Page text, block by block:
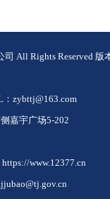
All Rights Reserved 版
：zybttj@163.com
嘉宇广场5-202
www.12377.cn